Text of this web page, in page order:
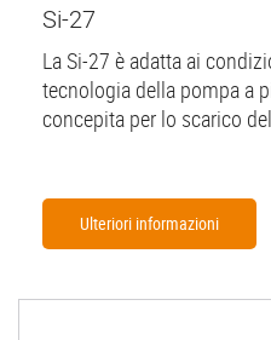
Si-27
La Si-27 è adatta ai
tecnologia della pompa a
concepita per lo scarico
Ulteriori informazioni